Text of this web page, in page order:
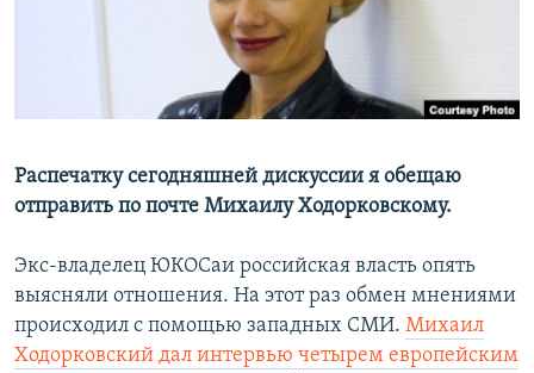
Распечатку сегодняшней дискуссии я обещаю
отправить по почте Михаилу Ходорковскому.
Экс-владелец ЮКОСаи российская власть опять
выясняли отношения. На этот раз обмен мнениями
происходил с помощью западных СМИ. Михаил
Ходорковский дал интервью четырем европейским